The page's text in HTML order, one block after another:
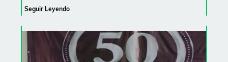
Seguir Leyendo